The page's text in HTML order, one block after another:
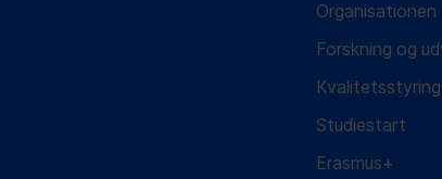
Organisationen
Forskning og
Kvalitetsstyring
Studiestart
Erasmus+